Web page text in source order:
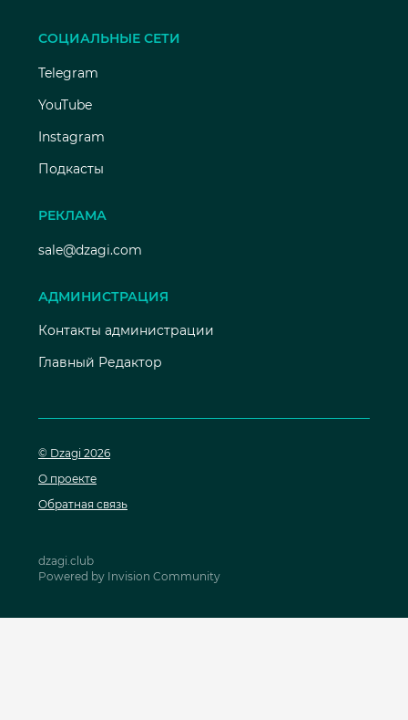
СОЦИАЛЬНЫЕ СЕТИ
Telegram
YouTube
Instagram
Подкасты
РЕКЛАМА
sale@dzagi.com
АДМИНИСТРАЦИЯ
Контакты администрации
Главный Редактор
© Dzagi 2026
О проекте
Обратная связь
dzagi.club
Powered by Invision Community